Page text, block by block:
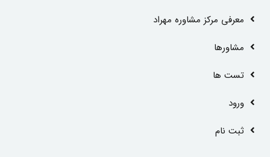
معرفی مرکز مشاوره مهراد
مشاور‌ها
تست ها
ورود
ثبت نام